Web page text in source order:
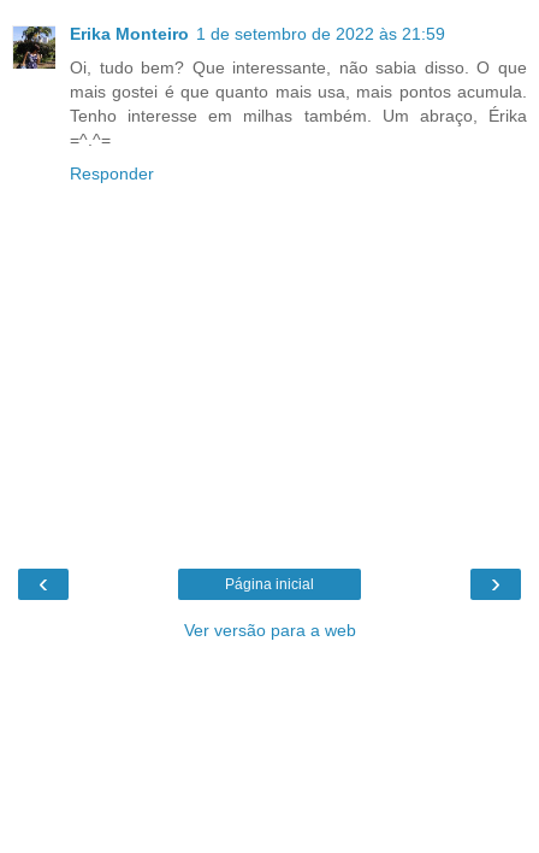
Erika Monteiro 1 de setembro de 2022 às 21:59
Oi, tudo bem? Que interessante, não sabia disso. O que
mais gostei é que quanto mais usa, mais pontos acumula.
Tenho interesse em milhas também. Um abraço, Érika
=^.^=
Responder
‹ ›
Página inicial
Ver versão para a web